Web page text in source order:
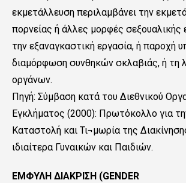
εκμετάλλευση περιλαμβάνει την
πορνείας ή άλλες μορφές σεξουαλικής
την εξαναγκαστική εργασία, ή παροχή
διαμόρφωση συνθηκών σκλαβιάς, ή τη
οργάνων.
Πηγή: Σύμβαση κατά του Διεθνικού
Εγκλήματος (2000): Πρωτόκολλο για
Καταστολή και Τι¬μωρία της
ιδιαίτερα Γυναικών και Παιδιών.
ΕΜΦΥΛΗ ΔΙΑΚΡΙΣΗ (GENDER